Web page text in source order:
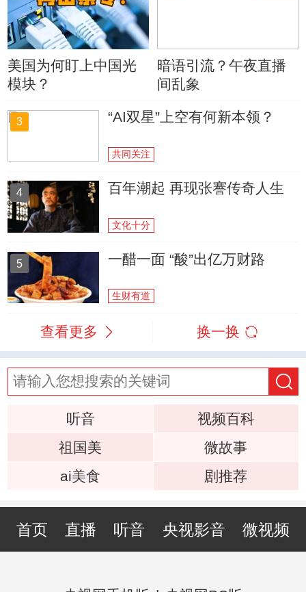
美国为何盯上中国光
模块？
暗语引流？午夜直播
间乱象
3 “AI双星”上空有何新本领？
共同关注
4 百年潮起 再现张謇传奇人生
文化十分
5 一醋一面 “酸”出亿万财路
生财有道
查看更多 换一换
听音
视频百科
祖国美
微故事
ai美食
剧推荐
首页 直播 听音 央视影音 微视频